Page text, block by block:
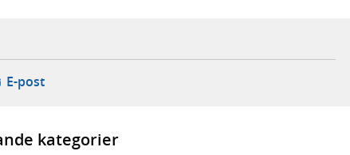
webbplats,
extern webbplats,
i ny flik, extern webbplats,
E-post- öppnar din e-postklient,
kategorier